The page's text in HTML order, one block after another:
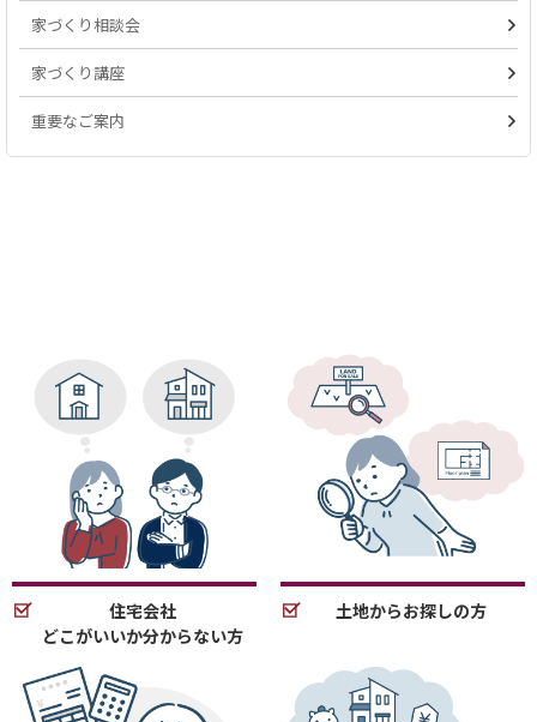
家づくり相談会
家づくり講座
重要なご案内
住宅会社
どこがいいか分からない方
土地からお探しの方